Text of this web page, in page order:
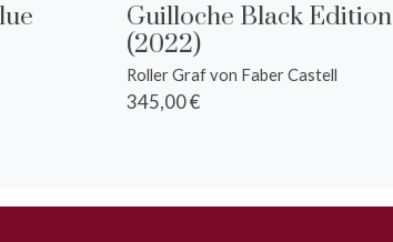
Guilloche Black Edition
(2022)
Roller Graf von Faber Castell
345,00 €